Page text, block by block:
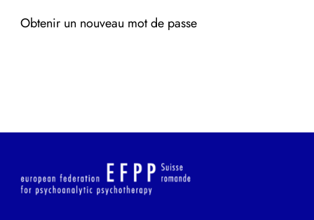
Obtenir un nouveau mot de passe